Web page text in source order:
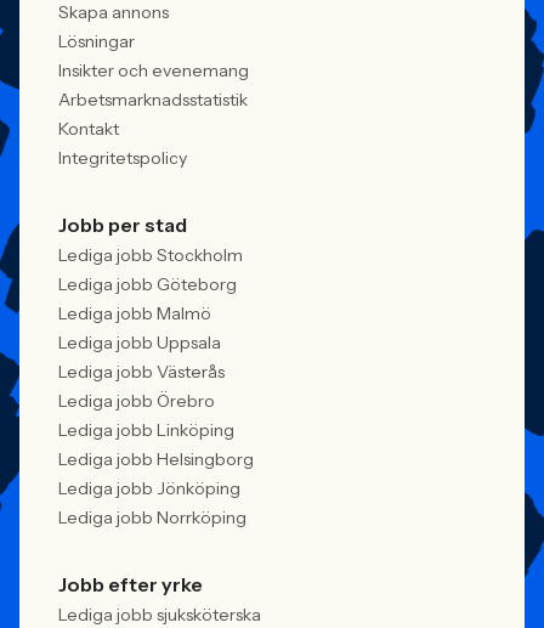
Skapa annons
Lösningar
Insikter och evenemang
Arbetsmarknadsstatistik
Kontakt
Integritetspolicy
Jobb per stad
Lediga jobb Stockholm
Lediga jobb Göteborg
Lediga jobb Malmö
Lediga jobb Uppsala
Lediga jobb Västerås
Lediga jobb Örebro
Lediga jobb Linköping
Lediga jobb Helsingborg
Lediga jobb Jönköping
Lediga jobb Norrköping
Jobb efter yrke
Lediga jobb sjuksköterska